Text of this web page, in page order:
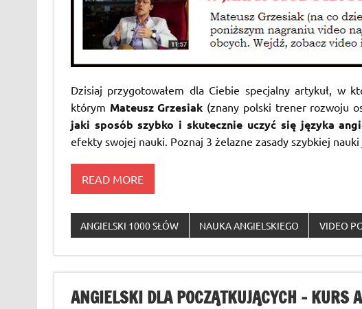
Dzisiaj przygotowałem dla Ciebie specjalny artykuł, w
którym Mateusz Grzesiak (znany polski trener rozwoju
jaki sposób szybko i skutecznie uczyć się języka
efekty swojej nauki. Poznaj 3 żelazne zasady szybkiej
READ MORE
ANGIELSKI 1000 SŁÓW NAUKA ANGIELSKIEGO VIDEO
ANGIELSKI DLA POCZĄTKUJĄCYCH – KURS